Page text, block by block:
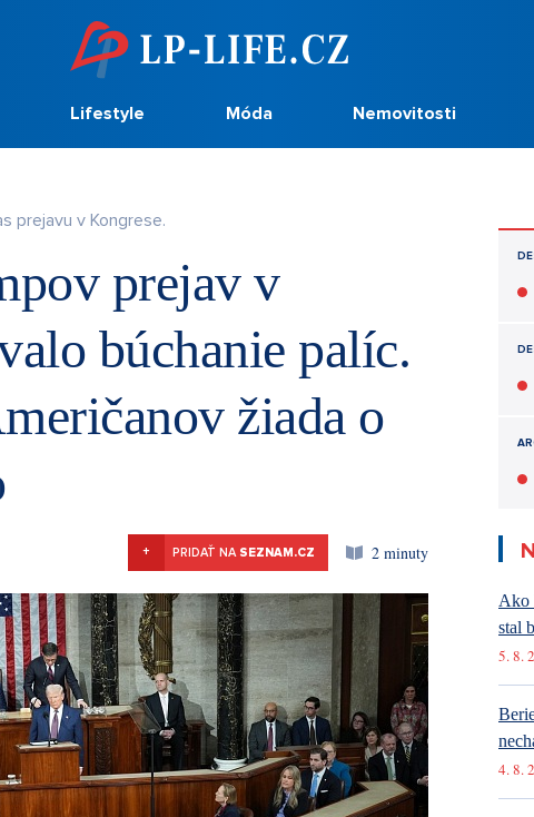
Lifestyle Móda Nemovitosti
prejavu v Kongrese.
prejav v
búchanie palíc.
žiada o
+ PRIDAŤ NA SEZNAM.CZ 2 minuty
Ako
stal
5. 8.
4. 8.